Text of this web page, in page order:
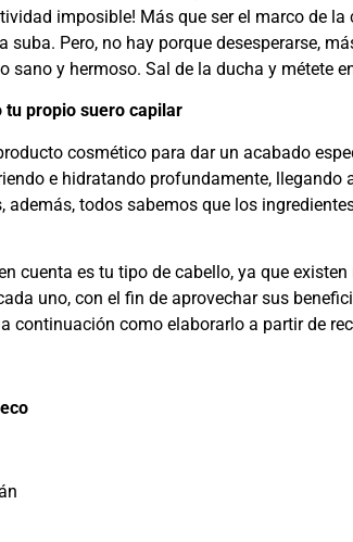
imposible! Más que ser el marco de
suba. Pero, no hay porque desesperarse,
sano y hermoso. Sal de la ducha y métete
tu propio suero capilar
cosmético para dar un acabado
e hidratando profundamente,
además, todos sabemos que los
cuenta es tu tipo de cabello, ya que
uno, con el fin de aprovechar sus
continuación como elaborarlo a partir de